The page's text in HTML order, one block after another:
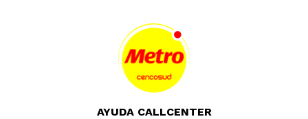
AYUDA CALLCENTER